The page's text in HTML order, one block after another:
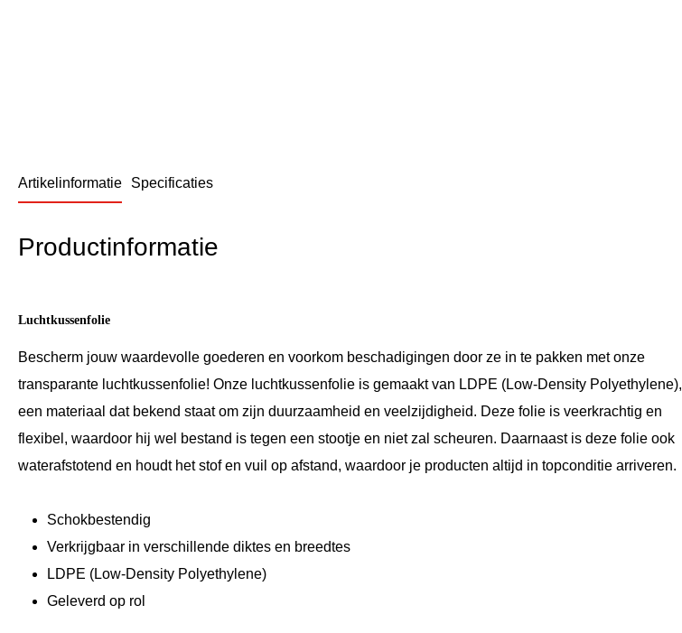
Artikelinformatie Specificaties
Productinformatie
Luchtkussenfolie
Bescherm jouw waardevolle goederen en voorkom beschadigingen door ze in te pakken met onze
transparante luchtkussenfolie! Onze luchtkussenfolie is gemaakt van LDPE (Low-Density Polyethylene),
een materiaal dat bekend staat om zijn duurzaamheid en veelzijdigheid. Deze folie is veerkrachtig en
flexibel, waardoor hij wel bestand is tegen een stootje en niet zal scheuren. Daarnaast is deze folie ook
waterafstotend en houdt het stof en vuil op afstand, waardoor je producten altijd in topconditie arriveren.
Schokbestendig
Verkrijgbaar in verschillende diktes en breedtes
LDPE (Low-Density Polyethylene)
Geleverd op rol